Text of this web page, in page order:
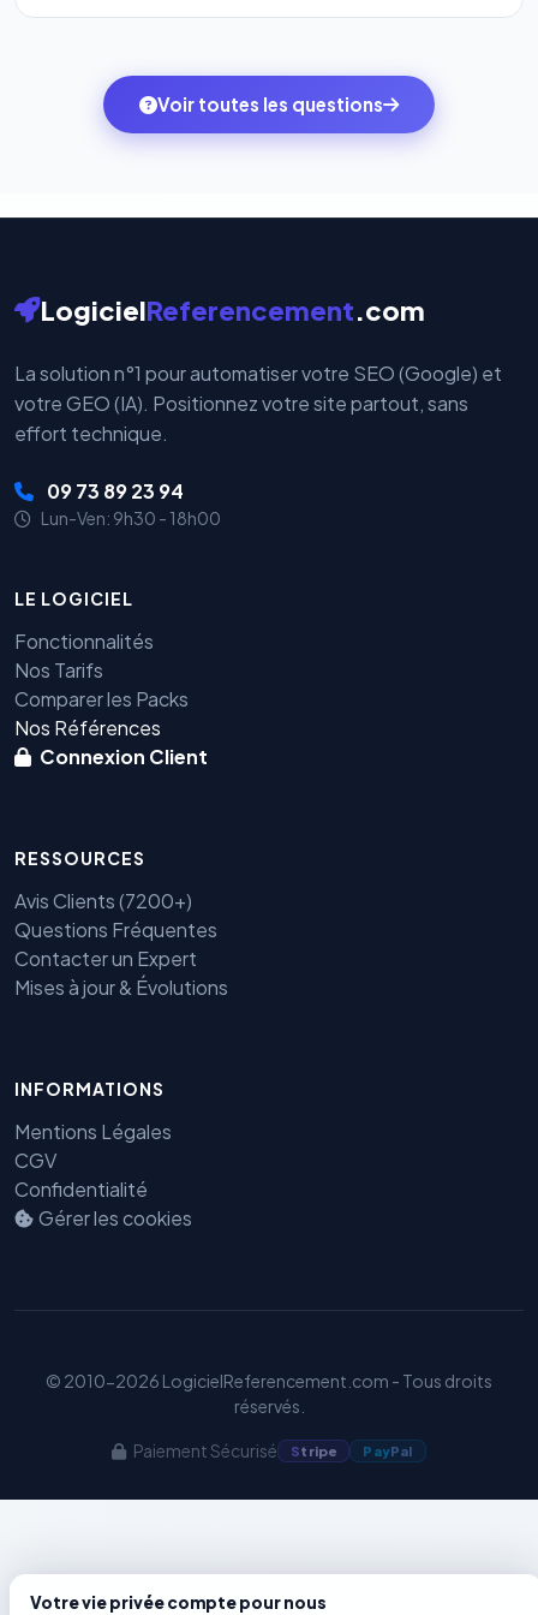
l'onglet« Migrer votre pack »pour basculer en
ambitions du moment — sans perdre vos données ni
votre historique.
monde. Vos données bancaires ne transitent jamais
par nos serveurs — elles sont gérées directement et
Voir toutes les questions
LogicielReferencement.com
La solution n°1 pour automatiser votre SEO (Google) et
votre GEO (IA). Positionnez votre site partout, sans
effort technique.
09 73 89 23 94
Lun-Ven: 9h30 - 18h00
LE LOGICIEL
Fonctionnalités
Nos Tarifs
Comparer les Packs
Nos Références
Connexion Client
RESSOURCES
Avis Clients (7200+)
Questions Fréquentes
Contacter un Expert
Mises à jour & Évolutions
INFORMATIONS
Mentions Légales
CGV
Confidentialité
Gérer les cookies
© 2010-2026 LogicielReferencement.com - Tous droits
réservés.
Paiement Sécurisé Stripe PayPal
Votre vie privée compte pour nous